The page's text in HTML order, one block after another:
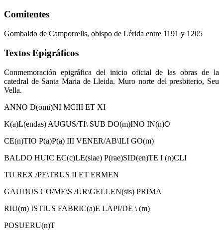
Comitentes
Gombaldo de Camporrells, obispo de Lérida entre 1191 y 1205
Textos Epigráficos
Conmemoración epigráfica del inicio oficial de las obras de la
catedral de Santa Maria de Lleida. Muro norte del presbiterio, Seu
Vella.
ANNO D(omi)NI MCIII ET XI
K(a)L(endas) AUGUS/TI\ SUB DO(m)INO IN(n)O
CE(n)TIO P(a)P(a) III VENER/AB\ILI GO(m)
BALDO HUIC EC(c)LE(siae) P(rae)SID(en)TE I (n)CLI
TU REX /PE\TRUS II ET ERMEN
GAUDUS CO/ME\S /UR\GELLEN(sis) PRIMA
RIU(m) ISTIUS FABRIC(a)E LAPI/DE \ (m)
POSUERU(n)T